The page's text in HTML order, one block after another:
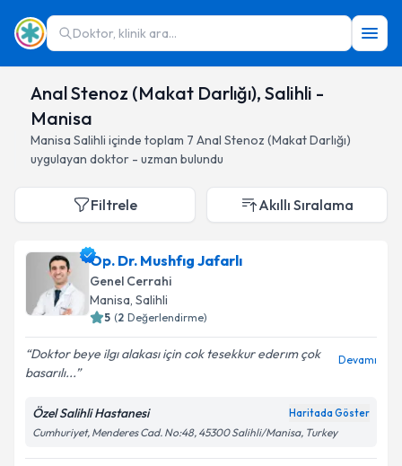
Doktor, klinik ara...
Anal Stenoz (Makat Darlığı), Salihli -
Manisa
Manisa Salihli içinde toplam 7 Anal Stenoz (Makat Darlığı)
uygulayan doktor - uzman bulundu
Filtrele Akıllı Sıralama
Op. Dr. Mushfıg Jafarlı
Genel Cerrahi
Manisa, Salihli
5 (2 Değerlendirme)
Doktor beye ilgı alakası için cok tesekkur ederım çok
basarılı...
Devamı
Özel Salihli Hastanesi Haritada Göster
Cumhuriyet, Menderes Cad. No:48, 45300 Salihli/Manisa, Turkey